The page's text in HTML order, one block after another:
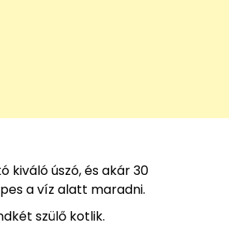
kiváló úszó, és akár 30
a víz alatt maradni.
szülő kotlik.